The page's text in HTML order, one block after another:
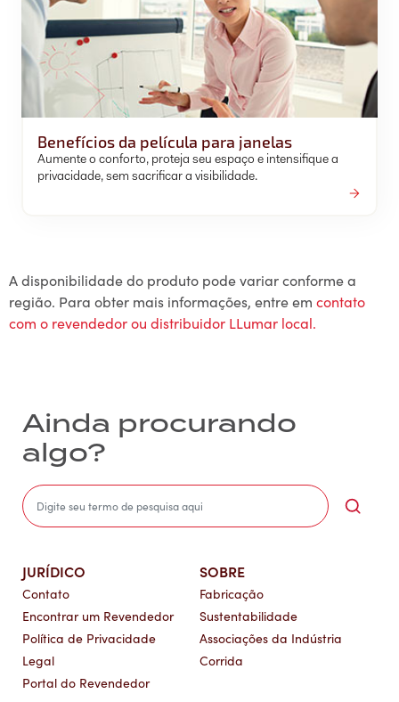
Benefícios da película para janelas
Aumente o conforto, proteja seu espaço e intensifique a
privacidade, sem sacrificar a visibilidade.
A disponibilidade do produto pode variar conforme a
região. Para obter mais informações, entre em contato
com o revendedor ou distribuidor LLumar local.
Ainda procurando
algo?
JURÍDICO
Contato
Encontrar um Revendedor
Política de Privacidade
Legal
Portal do Revendedor
SOBRE
Fabricação
Sustentabilidade
Associações da Indústria
Corrida